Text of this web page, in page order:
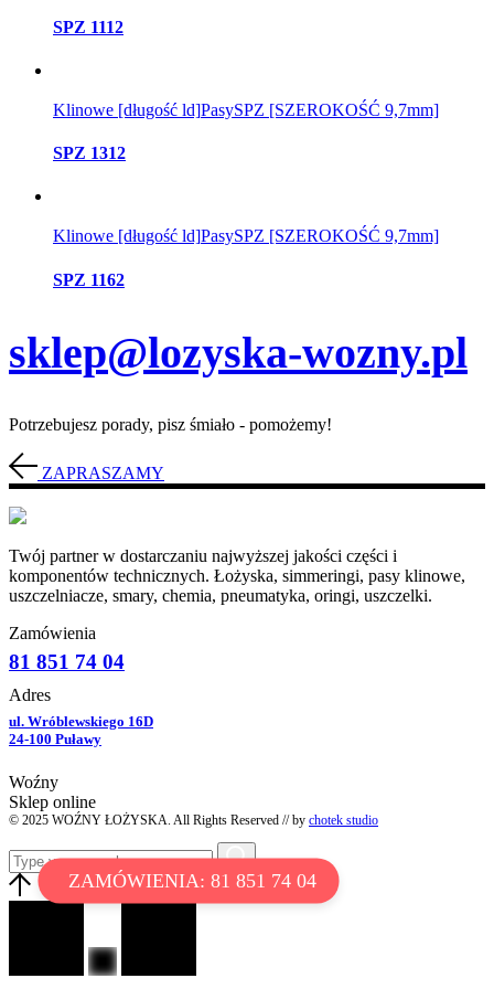
ZAMÓWIENIA: 81 851 74 04
SPZ 1112
Klinowe [długość ld]PasySPZ [SZEROKOŚĆ 9,7mm]
SPZ 1312
Klinowe [długość ld]PasySPZ [SZEROKOŚĆ 9,7mm]
SPZ 1162
sklep@lozyska-wozny.pl
Potrzebujesz porady, pisz śmiało - pomożemy!
ZAPRASZAMY
Twój partner w dostarczaniu najwyższej jakości części i
komponentów technicznych. Łożyska, simmeringi, pasy klinowe,
uszczelniacze, smary, chemia, pneumatyka, oringi, uszczelki.
Zamówienia
81 851 74 04
Adres
ul. Wróblewskiego 16D
24-100 Puławy
Woźny
Sklep online
© 2025 WOŹNY ŁOŻYSKA. All Rights Reserved // by chotek studio